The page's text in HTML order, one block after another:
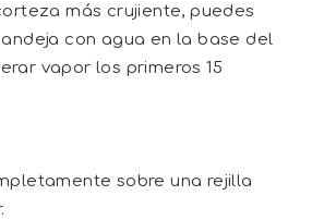
más crujiente, puedes
con agua en la base del
vapor los primeros 15
sobre una rejilla